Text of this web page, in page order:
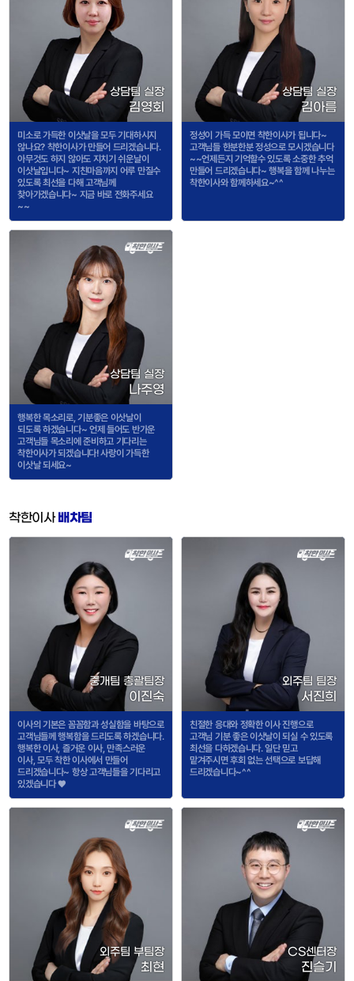
상담팀 실장
김영회
미소로 가득한 이삿날을 모두 기대하시지
않나요? 착한이사가 만들어 드리겠습니다.
아무것도 하지 않아도 지치기 쉬운날이
이삿날입니다~ 지친마음까지 어루 만질수
있도록 최선을 다해 고객님께
찾아가겠습니다~ 지금 바로 전화주세요
~~
상담팀 실장
김아름
정성이 가득 모이면 착한이사가 됩니다~
고객님들 한분한분 정성으로 모시겠습니다
~~언제든지 기억할수 있도록 소중한 추억
만들어 드리겠습니다~ 행복을 함께 나누는
착한이사와 함께하세요~^^
상담팀 실장
나주영
행복한 목소리로, 기분좋은 이삿날이
되도록 하겠습니다~ 언제 들어도 반가운
고객님들 목소리에 준비하고 기다리는
착한이사가 되겠습니다! 사랑이 가득한
이삿날 되세요~
착한이사배차팀
중개팀 총괄팀장
이진숙
이사의 기본은 꼼꼼함과 성실함을 바탕으로
고객님들께 행복함을 드리도록 하겠습니다.
행복한 이사, 즐거운 이사, 만족스러운
이사, 모두 착한 이사에서 만들어
드리겠습니다~ 항상 고객님들을 기다리고
있겠습니다 ♥
외주팀 팀장
서진희
친절한 응대와 정확한 이사 진행으로
고객님 기분 좋은 이삿날이 되실 수 있도록
최선을 다하겠습니다. 일단 믿고
맡겨주시면 후회 없는 선택으로 보답해
드리겠습니다~^^
외주팀 부팀장
최현
CS센터장
진슬기